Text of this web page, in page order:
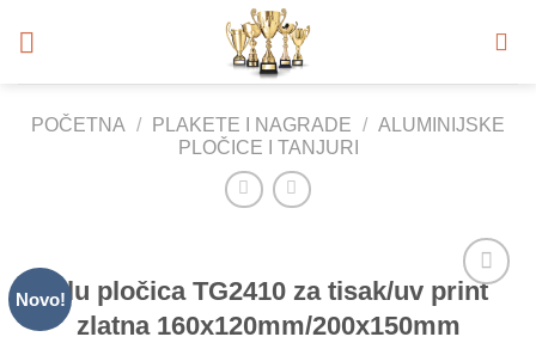
POČETNA / PLAKETE I NAGRADE / ALUMINIJSKE
PLOČICE I TANJURI
Novo!
Wishlist
Alu pločica TG2410 za tisak/uv print
zlatna 160x120mm/200x150mm